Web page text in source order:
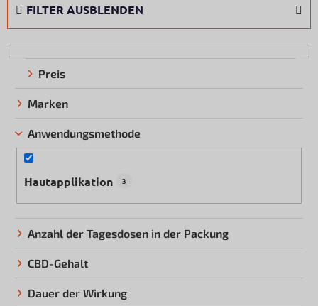
t
o
n
FILTER AUSBLENDEN
Preis
Marken
Anwendungsmethode
Hautapplikation 3
Anzahl der Tagesdosen in der Packung
CBD-Gehalt
Dauer der Wirkung